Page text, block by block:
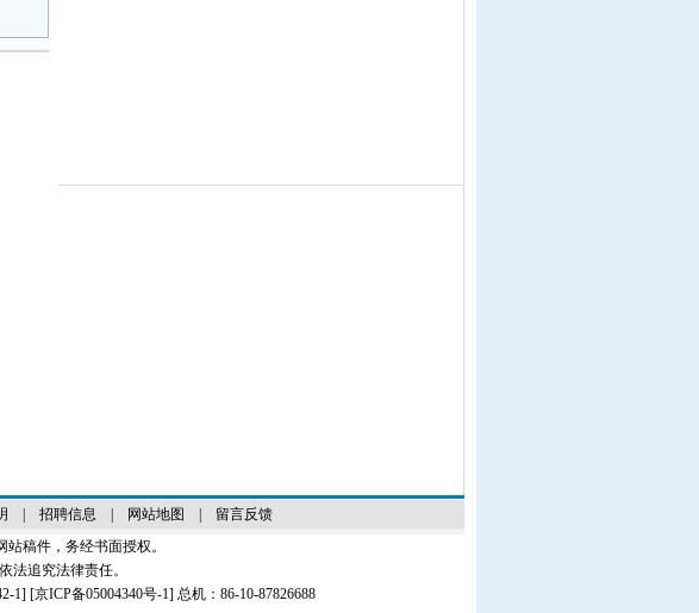
招聘信息 网站地图
留言反馈
稿件，务经书面授权。
法追究法律责任。
1] [京ICP备05004340号-1] 总机：86-10-87826688